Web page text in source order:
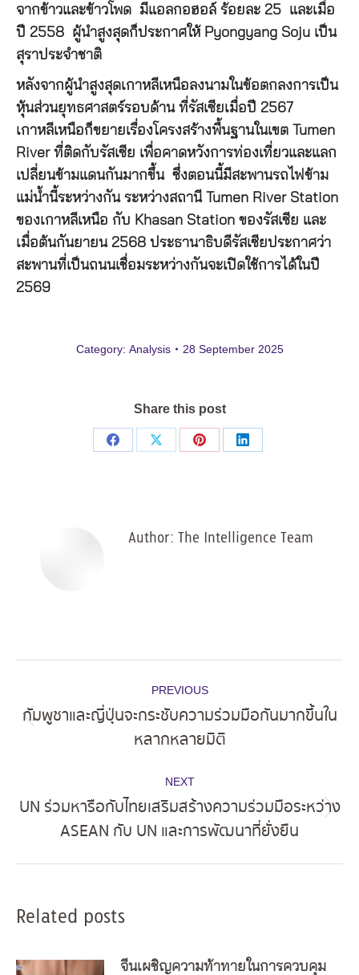
จากข้าวและข้าวโพด มีแอลกอฮอล์ ร้อยละ 25 และเมื่อ
ปี 2558 ผู้นำสูงสุดก็ประกาศให้ Pyongyang Soju เป็น
สุราประจำชาติ
หลังจากผู้นำสูงสุดเกาหลีเหนือลงนามในข้อตกลงการเป็น
หุ้นส่วนยุทธศาสตร์รอบด้าน ที่รัสเซียเมื่อปี 2567
เกาหลีเหนือก็ขยายเรื่องโครงสร้างพื้นฐานในเขต Tumen
River ที่ติดกับรัสเซีย เพื่อคาดหวังการท่องเที่ยวและแลก
เปลี่ยนข้ามแดนกันมากขึ้น ซึ่งตอนนี้มีสะพานรถไฟข้าม
แม่น้ำนี้ระหว่างกัน ระหว่างสถานี Tumen River Station
ของเกาหลีเหนือ กับ Khasan Station ของรัสเซีย และ
เมื่อต้นกันยายน 2568 ประธานาธิบดีรัสเซียประกาศว่า
สะพานที่เป็นถนนเชื่อมระหว่างกันจะเปิดใช้การได้ในปี
2569
Category: Analysis 28 September 2025
Share this post
Share
Share
Share
Share
Author: The Intelligence Team
navigation
PREVIOUS
post:
กัมพูชาและญี่ปุ่นจะกระชับความร่วมมือกันมากขึ้นใน
หลากหลายมิติ
NEXT
post:
UN ร่วมหารือกับไทยเสริมสร้างความร่วมมือระหว่าง
ASEAN กับ UN และการพัฒนาที่ยั่งยืน
Related posts
จีนเผชิญความท้าทายในการควบคุม